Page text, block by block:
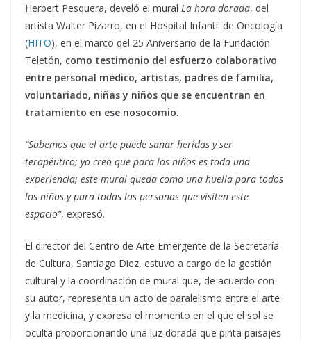
Herbert Pesquera, develó el mural La hora dorada, del
artista Walter Pizarro, en el Hospital Infantil de Oncología
(HITO), en el marco del 25 Aniversario de la Fundación
Teletón, como testimonio del esfuerzo colaborativo
entre personal médico, artistas, padres de familia,
voluntariado, niñas y niños que se encuentran en
tratamiento en ese nosocomio.
“Sabemos que el arte puede sanar heridas y ser
terapéutico; yo creo que para los niños es toda una
experiencia; este mural queda como una huella para todos
los niños y para todas las personas que visiten este
espacio”, expresó.
El director del Centro de Arte Emergente de la Secretaría
de Cultura, Santiago Diez, estuvo a cargo de la gestión
cultural y la coordinación de mural que, de acuerdo con
su autor, representa un acto de paralelismo entre el arte
y la medicina, y expresa el momento en el que el sol se
oculta proporcionando una luz dorada que pinta paisajes